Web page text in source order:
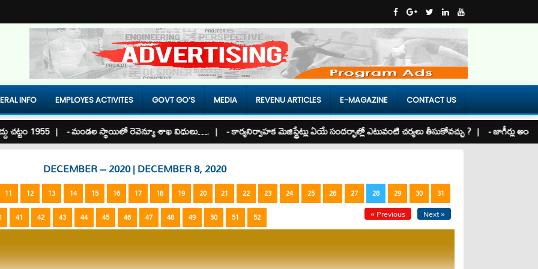
INFO EMPLOYES ACTIVITES GOVT GO’S MEDIA REVENU ARTICLES E-MAGAZINE CONTACT US
1955 |- మండల స్థాయిలో రెవెన్యూ శాఖ విధులు…. |- కార్యనిర్వాహక మెజిస్ట్రేట్లు ఏయే సందర్భాల్లో ఎటువంటి చర్యలు తీసుకోవచ్చు ? |- జాగీర్లు అంటే . .
DECEMBER – 2020 | DECEMBER 8, 2020
11 12 13 14 15 16 17 18 19 20 21 22 23 24 25 26 27 28 29 30
31
41 42 43 44 45 46 47 48 49 50 51 52 « Previous Next »